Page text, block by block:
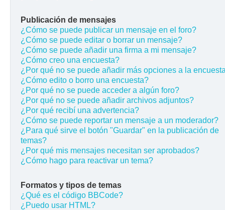
Publicación de mensajes
¿Cómo se puede publicar un mensaje en el foro?
¿Cómo se puede editar o borrar un mensaje?
¿Cómo se puede añadir una firma a mi mensaje?
¿Cómo creo una encuesta?
¿Por qué no se puede añadir más opciones a la
¿Cómo edito o borro una encuesta?
¿Por qué no se puede acceder a algún foro?
¿Por qué no se puede añadir archivos adjuntos?
¿Por qué recibí una advertencia?
¿Cómo se puede reportar un mensaje a un moderador?
¿Para qué sirve el botón "Guardar" en la publicación de
temas?
¿Por qué mis mensajes necesitan ser aprobados?
¿Cómo hago para reactivar un tema?
Formatos y tipos de temas
¿Qué es el código BBCode?
¿Puedo usar HTML?